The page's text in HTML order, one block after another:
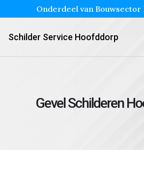
Onderdeel van
Schilder Service Hoofddorp
Gevel Schilderen